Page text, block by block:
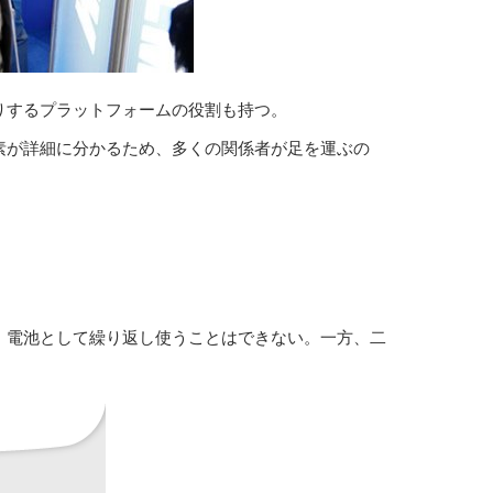
るプラットフォームの役割も持つ。
詳細に分かるため、多くの関係者が足を運ぶの
池として繰り返し使うことはできない。一方、二